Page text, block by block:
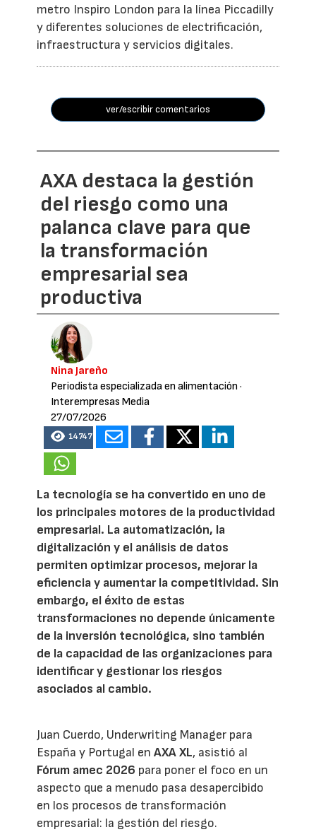
metro Inspiro London para la línea Piccadilly
y diferentes soluciones de electrificación,
infraestructura y servicios digitales.
ver/escribir comentarios
AXA destaca la gestión
del riesgo como una
palanca clave para que
la transformación
empresarial sea
productiva
Nina Jareño
Periodista especializada en alimentación ·
Interempresas Media
27/07/2026
14747
La tecnología se ha convertido en uno de
los principales motores de la productividad
empresarial. La automatización, la
digitalización y el análisis de datos
permiten optimizar procesos, mejorar la
eficiencia y aumentar la competitividad. Sin
embargo, el éxito de estas
transformaciones no depende únicamente
de la inversión tecnológica, sino también
de la capacidad de las organizaciones para
identificar y gestionar los riesgos
asociados al cambio.
Juan Cuerdo, Underwriting Manager para
España y Portugal enAXA XL, asistió al
Fórum amec 2026 para poner el foco en un
aspecto que a menudo pasa desapercibido
en los procesos de transformación
empresarial: la gestión del riesgo.